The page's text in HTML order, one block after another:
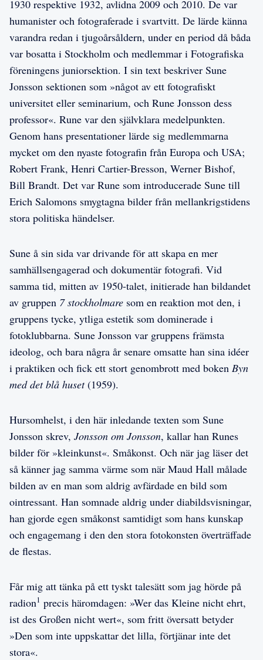
1930 respektive 1932, avlidna 2009 och 2010. De var
humanister och fotograferade i svartvitt. De lärde känna
varandra redan i tjugoårsåldern, under en period då båda
var bosatta i Stockholm och medlemmar i Fotografiska
föreningens juniorsektion. I sin text beskriver Sune
Jonsson sektionen som »något av ett fotografiskt
universitet eller seminarium, och Rune Jonsson dess
professor«. Rune var den självklara medelpunkten.
Genom hans presentationer lärde sig medlemmarna
mycket om den nyaste fotografin från Europa och USA;
Robert Frank, Henri Cartier-Bresson, Werner Bishof,
Bill Brandt. Det var Rune som introducerade Sune till
Erich Salomons smygtagna bilder från mellankrigstidens
stora politiska händelser.
Sune å sin sida var drivande för att skapa en mer
samhällsengagerad och dokumentär fotografi. Vid
samma tid, mitten av 1950-talet, initierade han bildandet
av gruppen 7 stockholmare som en reaktion mot den, i
gruppens tycke, ytliga estetik som dominerade i
fotoklubbarna. Sune Jonsson var gruppens främsta
ideolog, och bara några år senare omsatte han sina idéer
i praktiken och fick ett stort genombrott med boken Byn
med det blå huset(1959).
Hursomhelst, i den här inledande texten som Sune
Jonsson skrev, Jonsson om Jonsson, kallar han Runes
bilder för »kleinkunst«. Småkonst. Och när jag läser det
så känner jag samma värme som när Maud Hall målade
bilden av en man som aldrig avfärdade en bild som
ointressant. Han somnade aldrig under diabildsvisningar,
han gjorde egen småkonst samtidigt som hans kunskap
och engagemang i den den stora fotokonsten överträffade
de flestas.
Får mig att tänka på ett tyskt talesätt som jag hörde på
radion1 precis häromdagen: »Wer das Kleine nicht ehrt,
ist des Großen nicht wert«, som fritt översatt betyder
»Den som inte uppskattar det lilla, förtjänar inte det
stora«.